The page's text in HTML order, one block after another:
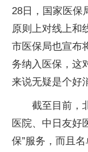
28日，国家医保
原则上对线上和
市医保局也宣布
务纳入医保，这
来说无疑是个好
截至目前，
医院、中日友好
保”服务，而且